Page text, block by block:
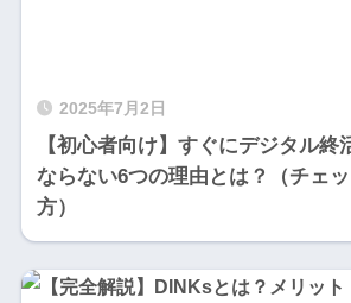
2025年7月2日
【初心者向け】すぐにデジタル終
ならない6つの理由とは？（チェ
方）